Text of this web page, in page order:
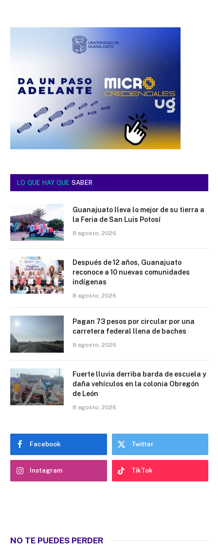
LO QUE HAY QUE SABER
Guanajuato lleva lo mejor de su tierra a
la Feria de San Luis Potosí
8 agosto, 2026
Después de 12 años, Guanajuato
reconoce a 10 nuevas comunidades
indígenas
8 agosto, 2026
Pagan 73 pesos por circular por una
carretera federal llena de baches
8 agosto, 2026
Fuerte lluvia derriba barda de escuela y
daña vehículos en la colonia Obregón
de León
8 agosto, 2026
Facebook Twitter
Instagram TikTok
NO TE PUEDES PERDER